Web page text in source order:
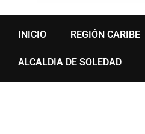
INICIO REGIÓN CARIBE
ALCALDIA DE SOLEDAD